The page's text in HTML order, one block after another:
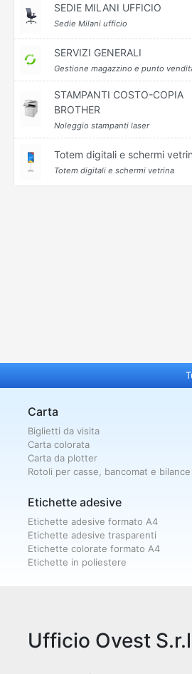
SEDIE MILANI UFFICIO
Sedie Milani ufficio
SERVIZI GENERALI
Gestione magazzino e punto
STAMPANTI COSTO-COPIA
BROTHER
Noleggio stampanti laser
Totem digitali e schermi
Totem digitali e schermi vetrina
Carta
Biglietti da visita
Carta colorata
Carta da plotter
Rotoli per casse, bancomat e bilance
Etichette adesive
Etichette adesive formato A4
Etichette adesive trasparenti
Etichette colorate formato A4
Etichette in poliestere
Ufficio Ovest